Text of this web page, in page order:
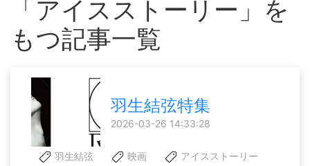
「アイスストーリー」を
もつ記事一覧
羽生結弦特集
2026-03-26 14:33:28
羽生結弦 映画 アイスストーリー